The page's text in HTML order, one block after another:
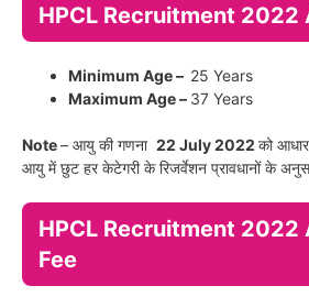
HPCL Recruitment 2022
Minimum Age – 25 Years
Maximum Age – 37 Years
Note– आयु की गणना 22 July 2022 को आधार
आयु में छुट हर केटेगरी के रिजर्वेशन प्रावधानों के
HPCL Recruitment
Fee